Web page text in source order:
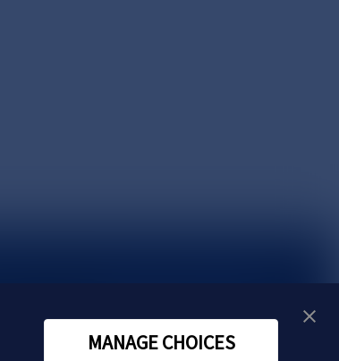
MANAGE CHOICES